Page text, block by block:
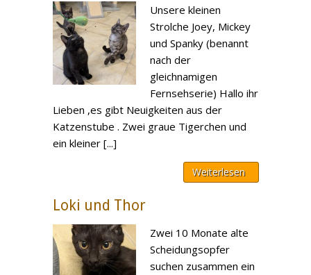
Unsere kleinen
Strolche Joey, Mickey
und Spanky (benannt
nach der
gleichnamigen
Fernsehserie) Hallo ihr
Lieben ,es gibt Neuigkeiten aus der
Katzenstube . Zwei graue Tigerchen und
ein kleiner [...]
Weiterlesen
Loki und Thor
Zwei 10 Monate alte
Scheidungsopfer
suchen zusammen ein